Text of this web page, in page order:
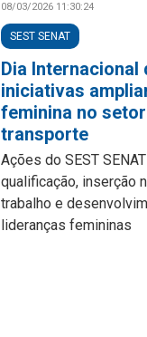
08/03/2026 11:30:24
SEST SENAT
Dia Internacional
iniciativas
feminina no
transporte
Ações do SEST
qualificação, inserção
trabalho e
lideranças femininas